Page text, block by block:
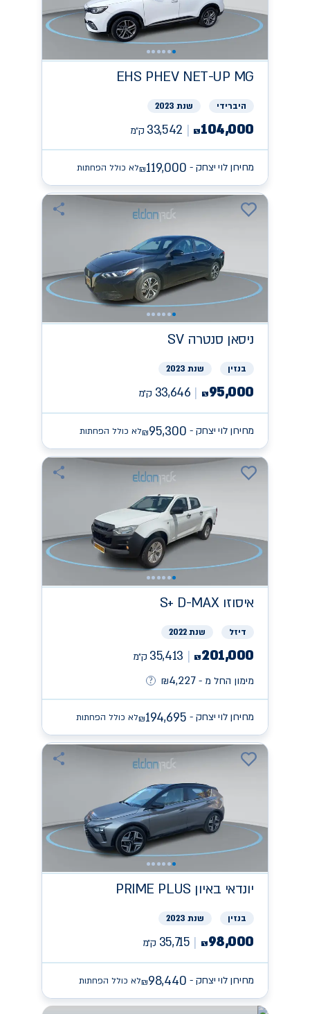
MG
EHS PHEV NET-UP
היברידי שנת 2023
₪104,000
33,542 ק״מ
מחירון לוי יצחק - ₪119,000 לא כולל הפחתות
ניסאן SV סנטרה
בנזין שנת 2023
₪95,000
33,646 ק״מ
מחירון לוי יצחק - ₪95,300 לא כולל הפחתות
איסוזוS+ D-MAX
דיזל שנת 2022
₪201,000
35,413 ק״מ
מימון החל מ -
₪4,227
מחירון לוי יצחק - ₪194,695 לא כולל הפחתות
יונדאי PRIME PLUS באיון
בנזין שנת 2023
₪98,000
35,715 ק״מ
מחירון לוי יצחק - ₪98,440 לא כולל הפחתות